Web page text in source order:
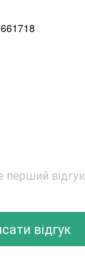
перший відгук
відгук